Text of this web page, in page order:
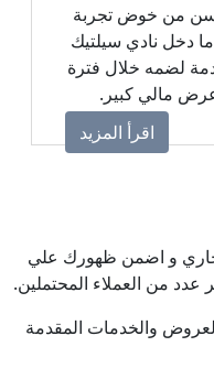
من خوض تجربة
دخل نادي سيلتيك
لضمه خلال فترة
عرض مالي كبير.
اقرأ المزيد
و اضمن ظهورك علي
من العملاء المحتملين.
والخدمات المقدمة